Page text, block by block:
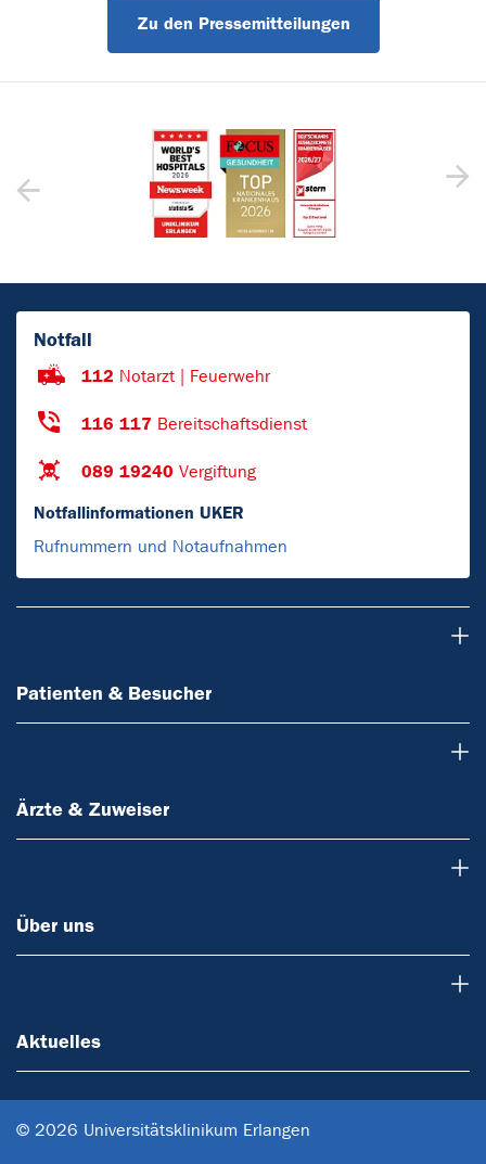
Zu den Pressemitteilungen
Notfall
112 Notarzt | Feuerwehr
116 117 Bereitschaftsdienst
089 19240 Vergiftung
Notfallinformationen UKER
Rufnummern und Notaufnahmen
Patienten & Besucher
Ärzte & Zuweiser
Über uns
Aktuelles
© 2026 Universitätsklinikum Erlangen